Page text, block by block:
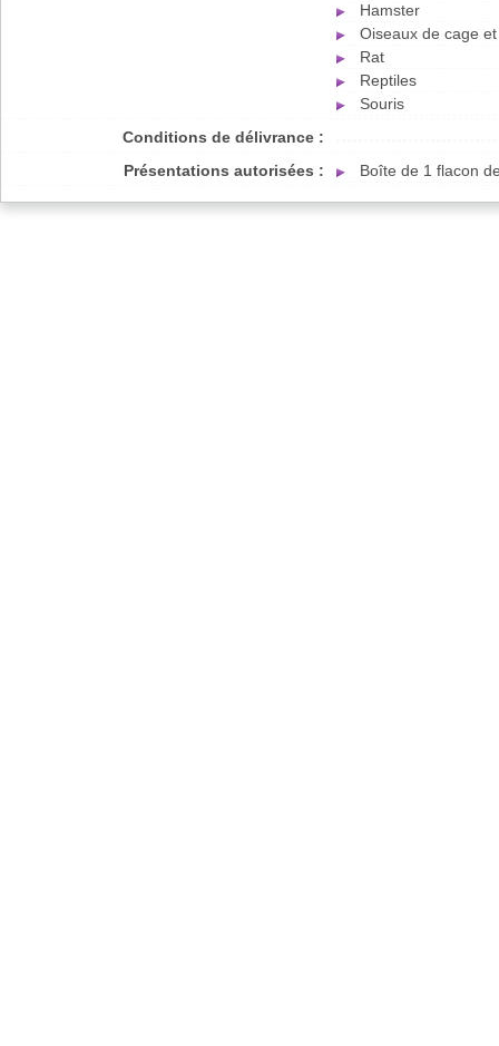
Hamster
Oiseaux de cage
Rat
Reptiles
Souris
Conditions de délivrance :
Présentations autorisées :
Boîte de 1 flacon